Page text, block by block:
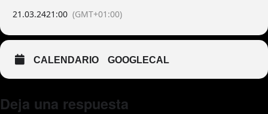
21.03.2421:00 (GMT+01:00)
CALENDARIO GOOGLECAL
Deja una respuesta